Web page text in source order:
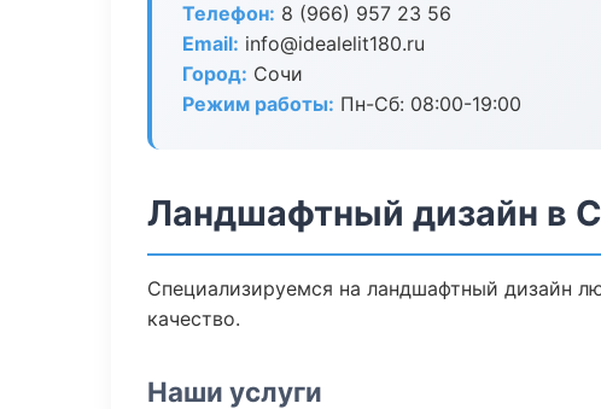
Телефон: 8 (966) 957 23 56
Email: info@idealelit180.ru
Город: Сочи
Режим работы: Пн-Сб: 08:00-19:00
Ландшафтный дизайн в
Специализируемся на ландшафтный дизайн
качество.
Наши услуги